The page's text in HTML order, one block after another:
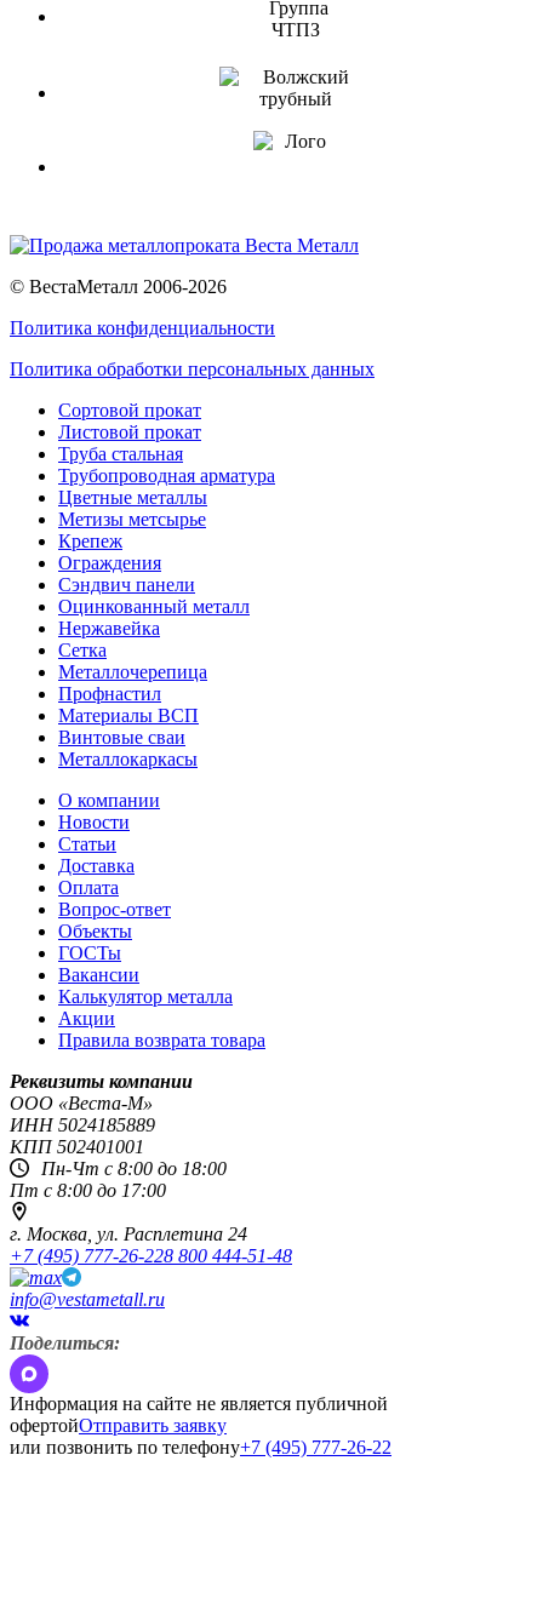
© ВестаМеталл 2006-2026
Политика конфиденциальности
Политика обработки персональных данных
Сортовой прокат
Листовой прокат
Труба стальная
Трубопроводная арматура
Цветные металлы
Метизы метсырье
Крепеж
Ограждения
Сэндвич панели
Оцинкованный металл
Нержавейка
Сетка
Металлочерепица
Профнастил
Материалы ВСП
Винтовые сваи
Металлокаркасы
О компании
Новости
Статьи
Доставка
Оплата
Вопрос-ответ
Объекты
ГОСТы
Вакансии
Калькулятор металла
Акции
Правила возврата товара
Реквизиты компании
OOO «Веста-М»
ИНН5024185889
КПП502401001
Пн-Чт с 8:00 до 18:00
Пт с 8:00 до 17:00
г. Москва, ул. Расплетина 24
+7 (495) 777-26-228 800 444-51-48
info@vestametall.ru
Поделиться:
Информация на сайте не является публичной
офертойОтправить заявку
или позвонить по телефону+7 (495) 777-26-22